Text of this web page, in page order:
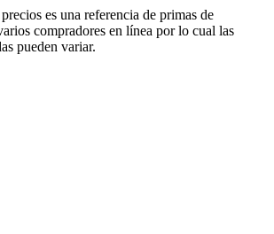
es una referencia de primas de
compradores en línea por lo cual las
pueden variar.